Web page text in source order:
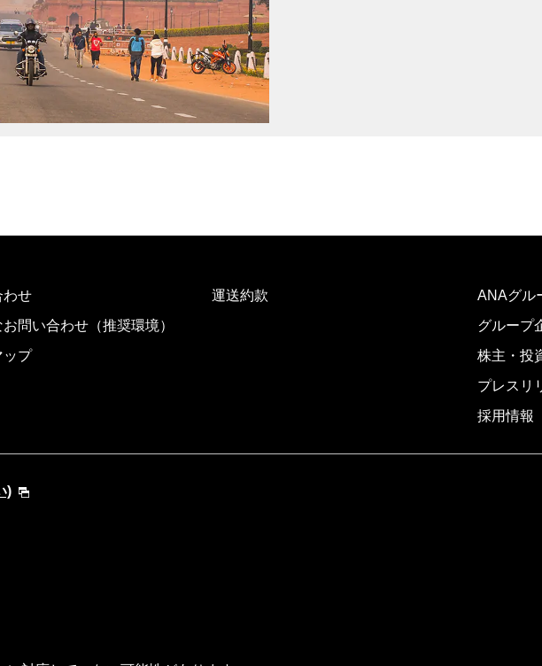
わせ
問い合わせ（推奨環境）
ップ
運送約款
ANAグル
グループ
株主・投
プレスリ
採用情報
)